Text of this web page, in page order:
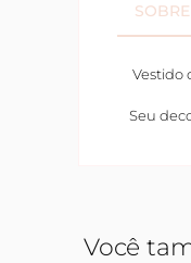
Vestido
Seu
Você